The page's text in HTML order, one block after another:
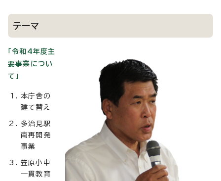
テーマ
「令和4年度主
要事業につい
て」
本庁舎の
建て替え
多治見駅
南再開発
事業
笠原小中
一貫教育